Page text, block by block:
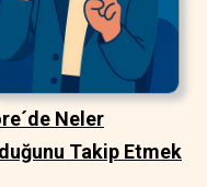
Neler
Takip Etmek